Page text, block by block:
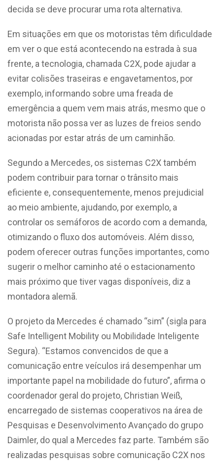
decida se deve procurar uma rota alternativa.
Em situações em que os motoristas têm dificuldade
em ver o que está acontecendo na estrada à sua
frente, a tecnologia, chamada C2X, pode ajudar a
evitar colisões traseiras e engavetamentos, por
exemplo, informando sobre uma freada de
emergência a quem vem mais atrás, mesmo que o
motorista não possa ver as luzes de freios sendo
acionadas por estar atrás de um caminhão.
Segundo a Mercedes, os sistemas C2X também
podem contribuir para tornar o trânsito mais
eficiente e, consequentemente, menos prejudicial
ao meio ambiente, ajudando, por exemplo, a
controlar os semáforos de acordo com a demanda,
otimizando o fluxo dos automóveis. Além disso,
podem oferecer outras funções importantes, como
sugerir o melhor caminho até o estacionamento
mais próximo que tiver vagas disponíveis, diz a
montadora alemã.
O projeto da Mercedes é chamado “sim” (sigla para
Safe Intelligent Mobility ou Mobilidade Inteligente
Segura). “Estamos convencidos de que a
comunicação entre veículos irá desempenhar um
importante papel na mobilidade do futuro”, afirma o
coordenador geral do projeto, Christian Weiß,
encarregado de sistemas cooperativos na área de
Pesquisas e Desenvolvimento Avançado do grupo
Daimler, do qual a Mercedes faz parte. Também são
realizadas pesquisas sobre comunicação C2X nos